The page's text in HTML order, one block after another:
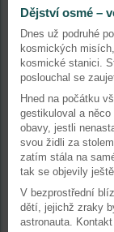
Dějství osmé –
Dnes už podruhé
kosmických
kosmické stanici.
poslouchal se
Hned na počátku
gestikuloval a
obavy, jestli
svou židli za
zatím stála na
tak se objevily
V bezprostřední
dětí, jejichž zraky
astronauta.